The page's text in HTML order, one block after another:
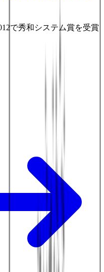
で秀和システム賞を受賞